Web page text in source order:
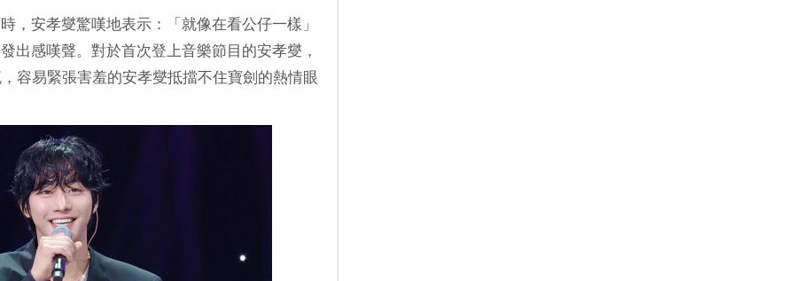
，安孝燮驚嘆地表示：「就像在看公仔一樣」
出感嘆聲。對於首次登上音樂節目的安孝燮，
容易緊張害羞的安孝燮抵擋不住寶劍的熱情眼